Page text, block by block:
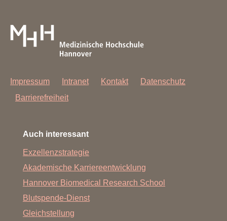
Impressum Intranet Kontakt
Datenschutz
Barrierefreiheit
Auch interessant
Exzellenzstrategie
Akademische Karriereentwicklung
Hannover Biomedical Research School
Blutspende-Dienst
Gleichstellung